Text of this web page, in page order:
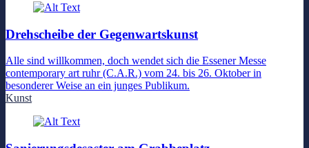
Drehscheibe der Gegenwartskunst
Alle sind willkommen, doch wendet sich die Essener Messe
contemporary art ruhr (C.A.R.) vom 24. bis 26. Oktober in
besonderer Weise an ein junges Publikum.
Kunst